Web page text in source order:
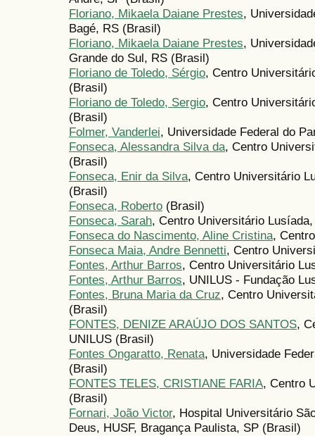
Floriano, Mikaela Daiane Prestes,
Bagé, RS (Brasil)
Floriano, Mikaela Daiane Prestes,
Grande do Sul, RS (Brasil)
Floriano de Toledo, Sérgio, Centro
(Brasil)
Floriano de Toledo, Sergio, Centro
(Brasil)
Folmer, Vanderlei, Universidade Federal do
Fonseca, Alessandra Silva da, Centro
(Brasil)
Fonseca, Enir da Silva, Centro Universitário
(Brasil)
Fonseca, Roberto (Brasil)
Fonseca, Sarah, Centro Universitário
Fonseca do Nascimento, Aline Cristina,
Fonseca Maia, Andre Bennetti, Centro
Fontes, Arthur Barros, Centro Universitário
Fontes, Arthur Barros, UNILUS - Fundação
Fontes, Bruna Maria da Cruz, Centro
(Brasil)
FONTES, DENIZE ARAÚJO DOS SANTOS,
UNILUS (Brasil)
Fontes Ongaratto, Renata, Universidade
(Brasil)
FONTES TELES, CRISTIANE FARIA, Centro
(Brasil)
Fornari, João Victor, Hospital Universitário
Deus, HUSF, Bragança Paulista, SP (Brasil)